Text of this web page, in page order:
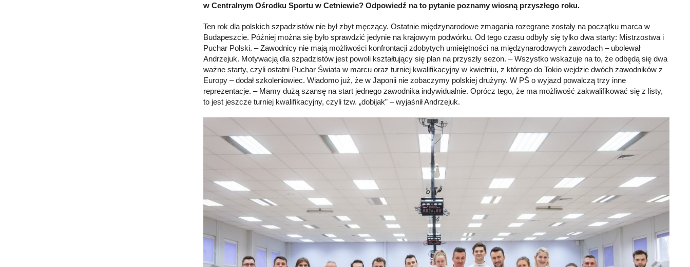
w Centralnym Ośrodku Sportu w Cetniewie? Odpowiedź na to pytanie poznamy wiosną przyszłego roku.
Ten rok dla polskich szpadzistów nie był zbyt męczący. Ostatnie międzynarodowe zmagania rozegrane zostały na początku marca w
Budapeszcie. Później można się było sprawdzić jedynie na krajowym podwórku. Od tego czasu odbyły się tylko dwa starty: Mistrzostwa i
Puchar Polski. – Zawodnicy nie mają możliwości konfrontacji zdobytych umiejętności na międzynarodowych zawodach – ubolewał
Andrzejuk. Motywacją dla szpadzistów jest powoli kształtujący się plan na przyszły sezon. – Wszystko wskazuje na to, że odbędą się dwa
ważne starty, czyli ostatni Puchar Świata w marcu oraz turniej kwalifikacyjny w kwietniu, z którego do Tokio wejdzie dwóch zawodników z
Europy – dodał szkoleniowiec. Wiadomo już, że w Japonii nie zobaczymy polskiej drużyny. W PŚ o wyjazd powalczą trzy inne
reprezentacje. – Mamy dużą szansę na start jednego zawodnika indywidualnie. Oprócz tego, że ma możliwość zakwalifikować się z listy,
to jest jeszcze turniej kwalifikacyjny, czyli tzw. „dobijak” – wyjaśnił Andrzejuk.